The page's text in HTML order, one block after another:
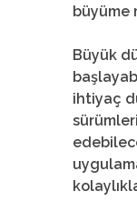
büyüme
Büyük
ihtiyaç